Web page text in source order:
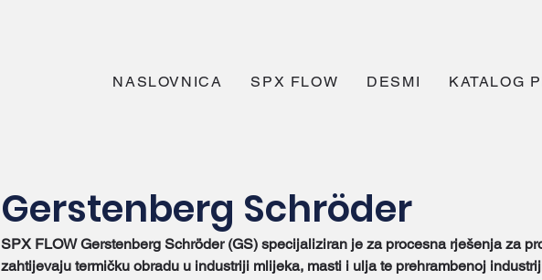
NASLOVNICA SPX FLOW DESMI KATALOG
Gerstenberg Schröder
SPX FLOW Gerstenberg Schröder (GS) specijaliziran je za procesna rješenja za
zahtijevaju termičku obradu u industriji mlijeka, masti i ulja te prehrambenoj